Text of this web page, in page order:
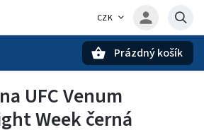
CZK
Prázdný košík
UFC Venum
Week černá